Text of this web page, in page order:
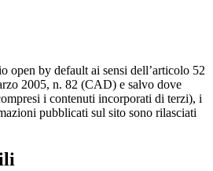
open by default ai sensi dell’articolo 52
2005, n. 82 (CAD) e salvo dove
i contenuti incorporati di terzi), i
pubblicati sul sito sono rilasciati